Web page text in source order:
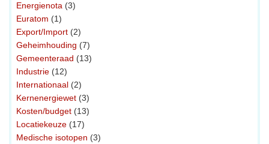
Energienota (3)
Euratom (1)
Export/Import (2)
Geheimhouding (7)
Gemeenteraad (13)
Industrie (12)
Internationaal (2)
Kernenergiewet (3)
Kosten/budget (13)
Locatiekeuze (17)
Medische isotopen (3)